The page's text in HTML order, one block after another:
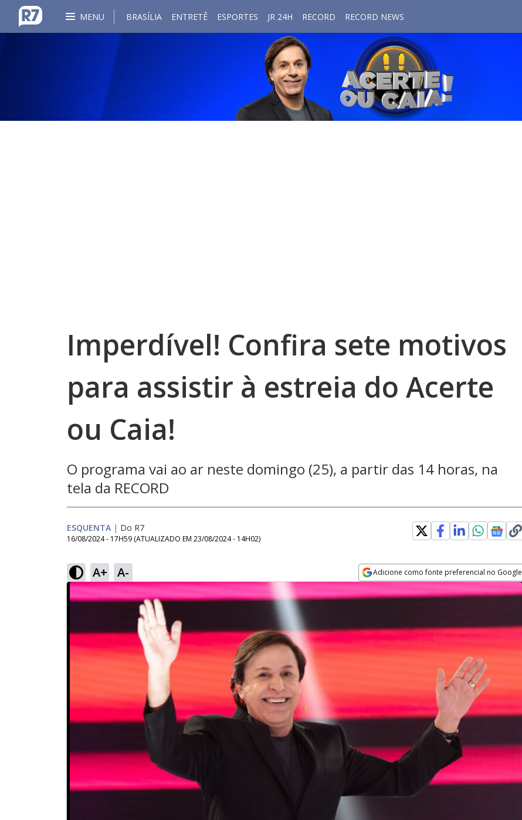
MENU BRASÍLIA ENTRETÊ ESPORTES JR 24H RECORD RECORD NEWS
Imperdível! Confira sete motivos
para assistir à estreia do Acerte
ou Caia!
O programa vai ao ar neste domingo (25), a partir das 14 horas, na
tela da RECORD
ESQUENTA | Do R7
16/08/2024 - 17H59 (ATUALIZADO EM 23/08/2024 - 14H02)
A+ A- Adicione como fonte preferencial no Google
Opens in new window